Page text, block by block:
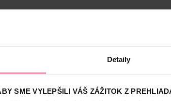
Detaily
SME VYLEPŠILI VÁŠ ZÁŽITOK Z